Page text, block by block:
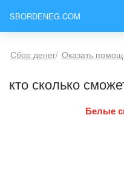
SBORDENEG.COM
Сбор денег/ Оказать
кто сколько
Белые